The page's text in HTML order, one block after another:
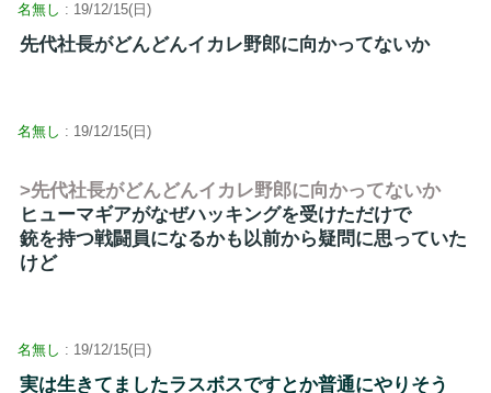
名無し : 19/12/15(日)
先代社長がどんどんイカレ野郎に向かってないか
名無し : 19/12/15(日)
>先代社長がどんどんイカレ野郎に向かってないか
ヒューマギアがなぜハッキングを受けただけで
銃を持つ戦闘員になるかも以前から疑問に思っていた
けど
名無し : 19/12/15(日)
実は生きてましたラスボスですとか普通にやりそう